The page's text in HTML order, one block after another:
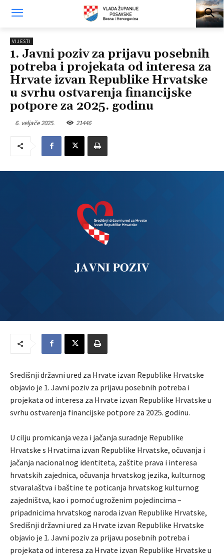
VIJESTI
1. Javni poziv za prijavu posebnih
potreba i projekata od interesa za
Hrvate izvan Republike Hrvatske
u svrhu ostvarenja financijske
potpore za 2025. godinu
6. veljače 2025. 21446
Središnji državni ured za Hrvate izvan Republike Hrvatske
objavio je 1. Javni poziv za prijavu posebnih potreba i
projekata od interesa za Hrvate izvan Republike Hrvatske u
svrhu ostvarenja financijske potpore za 2025. godinu.
U cilju promicanja veza i jačanja suradnje Republike
Hrvatske s Hrvatima izvan Republike Hrvatske, očuvanja i
jačanja nacionalnog identiteta, zaštite prava i interesa
hrvatskih zajednica, očuvanja hrvatskog jezika, kulturnog
stvaralaštva i baštine te poticanja hrvatskog kulturnog
zajedništva, kao i pomoć ugroženim pojedincima –
pripadnicima hrvatskog naroda izvan Republike Hrvatske,
Središnji državni ured za Hrvate izvan Republike Hrvatske
objavio je 1. Javni poziv za prijavu posebnih potreba i
projekata od interesa za Hrvate izvan Republike Hrvatske u